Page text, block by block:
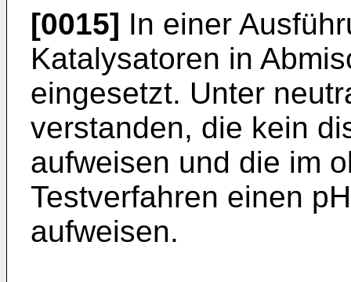
[0015] In einer
Katalysatoren in
eingesetzt. Unter
verstanden, die kein
aufweisen und die im
Testverfahren einen
aufweisen.